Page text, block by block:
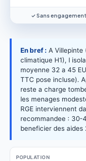
✓ Sans engagement
En bref : A Villepinte
climatique H1), l
moyenne 32 a 45
TTC pose incluse).
reste a charge
les menages
RGE interviennent
recommandee : 30-
beneficier des aides
POPULATION